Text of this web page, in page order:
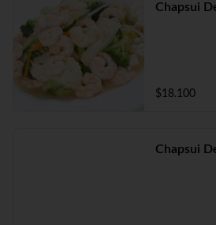
Chapsui
$18.100
Chapsui